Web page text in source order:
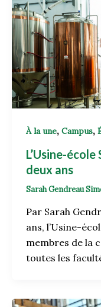
À la une, Campus,
L’Usine-
deux ans
Sarah Gendreau
Par Sarah
ans, l’Usine-
membres de la
toutes les